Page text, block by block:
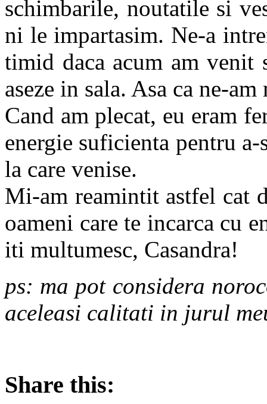
schimbarile, noutatile si
ni le impartasim. Ne-a
timid daca acum am venit
aseze in sala. Asa ca ne-
Cand am plecat, eu eram
energie suficienta pentru
la care venise.
Mi-am reamintit astfel cat
oameni care te incarca cu
iti multumesc, Casandra!
ps: ma pot considera
aceleasi calitati in jurul
Share this: